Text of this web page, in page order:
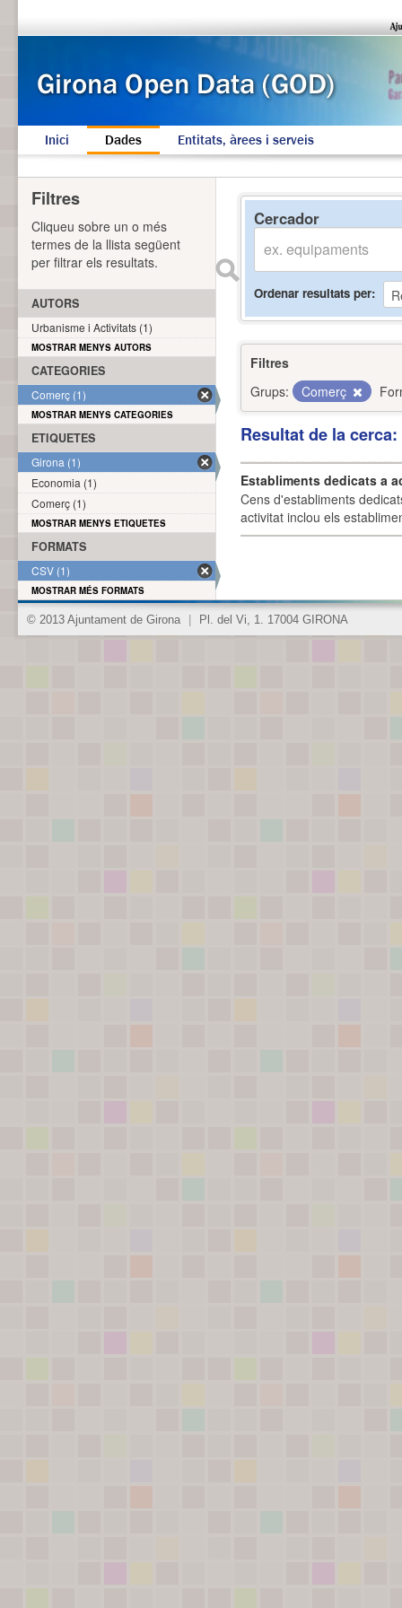
Inici Dades Entitats, àrees i serveis
Cercador
Ordenar resultats per
Filtres
Grups:
Comerç
Resultat de la
Establiments dedicats a
Cens d'establiments
activitat inclou els
Filtres
Cliqueu sobre un o més
termes de la llista següent
per filtrar els resultats.
AUTORS
Urbanisme i Activitats (1)
MOSTRAR MENYS AUTORS
CATEGORIES
Comerç (1)
MOSTRAR MENYS CATEGORIES
ETIQUETES
Girona (1)
Economia (1)
Comerç (1)
MOSTRAR MENYS ETIQUETES
FORMATS
CSV (1)
MOSTRAR MÉS FORMATS
© 2013 Ajuntament de Girona Pl. del Vi, 1. 17004 GIRONA